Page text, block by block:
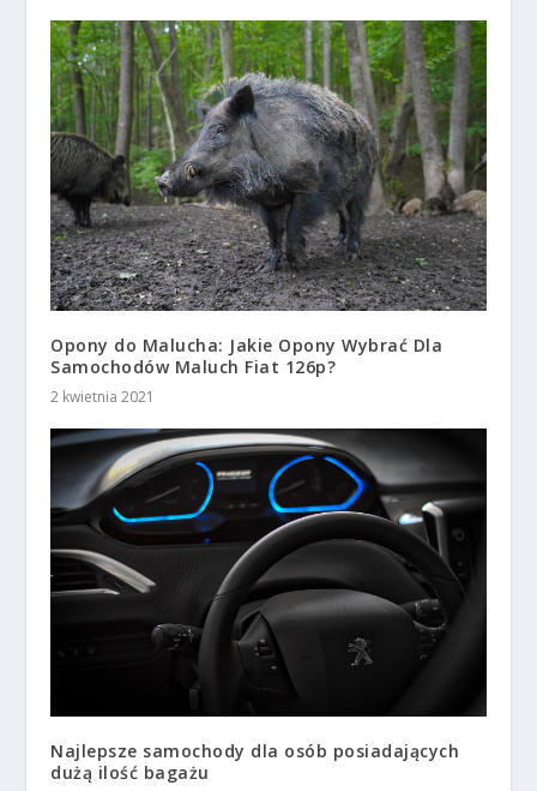
Opony do Malucha: Jakie Opony Wybrać Dla
Samochodów Maluch Fiat 126p?
2 kwietnia 2021
Najlepsze samochody dla osób posiadających
dużą ilość bagażu